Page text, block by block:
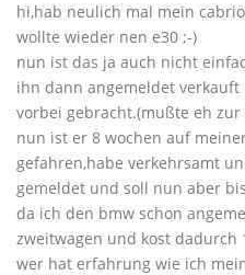
hi,hab neulich mal mein
wollte wieder nen e30 ;-)
nun ist das ja auch nicht
ihn dann angemeldet
vorbei gebracht.(mußte eh
nun ist er 8 wochen auf
gefahren,habe verkehrsamt
gemeldet und soll nun aber
da ich den bmw schon
zweitwagen und kost dadurch
wer hat erfahrung wie ich